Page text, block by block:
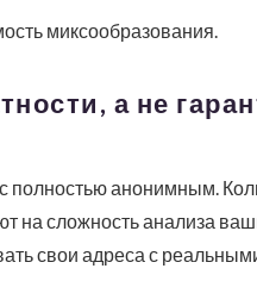
миксообразования.
а не
полностью анонимным.
на сложность анализа
свои адреса с